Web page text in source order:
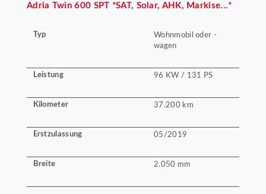
Adria Twin 600 SPT *SAT, Solar, AHK, Markise...*
Typ
Wohnmobil oder -
wagen
Leistung 96 KW / 131 PS
Kilometer 37.200 km
Erstzulassung 05/2019
Breite 2.050 mm